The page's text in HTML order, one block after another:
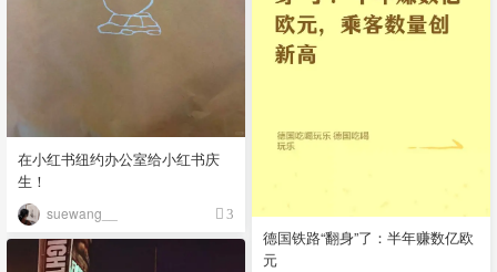
在小红书纽约办公室给小红书庆
生！
suewang__ 3
德国铁路“翻身”了：半年赚数亿欧
元